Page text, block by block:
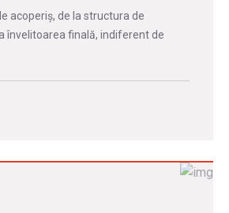
acoperiș, de la structura de
învelitoarea finală, indiferent de